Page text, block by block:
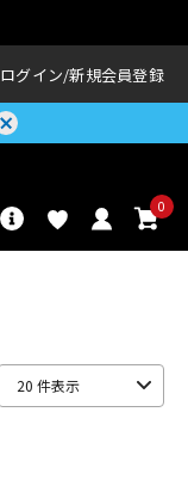
ログイン 新規会員登録
0
20 件表示